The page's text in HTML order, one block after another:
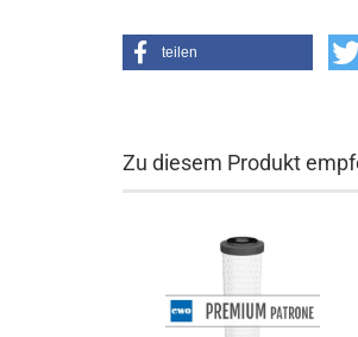
teilen
Zu diesem Produkt